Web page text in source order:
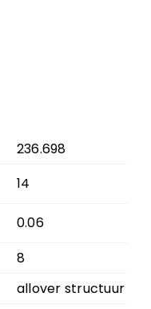
236.698
14
0.06
8
allover structuur